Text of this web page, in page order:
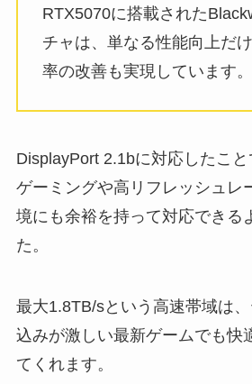
RTX5070に搭載された
チャは、単なる性能向上だ
率の改善も実現しています。
DisplayPort 2.1bに対応したこ
ゲーミングや高リフレッシュレ
境にも余裕を持って対応できる
た。
最大1.8TB/sという高速帯域は
込みが激しい最新ゲームでも快
てくれます。